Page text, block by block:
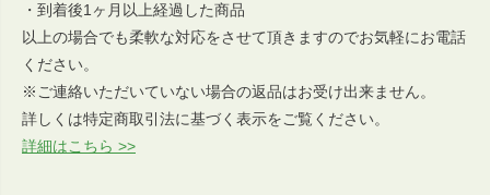
・到着後1ヶ月以上経過した商品
以上の場合でも柔軟な対応をさせて頂きますのでお気軽にお電話
ください。
※ご連絡いただいていない場合の返品はお受け出来ません。
詳しくは特定商取引法に基づく表示をご覧ください。
詳細はこちら >>